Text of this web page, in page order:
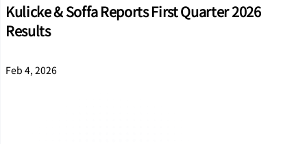
Kulicke & Soffa Reports First Quarter 2026
Results
Feb 4, 2026